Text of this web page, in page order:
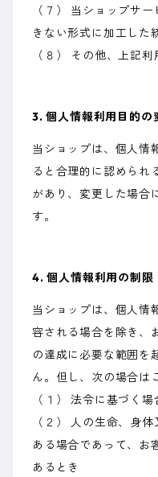
（７） 当ショップサ
きない形式に加工した
（８） その他、上記
3. 個人情報利用目的の
当ショップは、個人情
ると合理的に認められ
があり、変更した場合
す。
4. 個人情報利用の制限
当ショップは、個人情
容される場合を除き、
の達成に必要な範囲を
ん。但し、次の場合は
（１） 法令に基づく場
（２） 人の生命、身
ある場合であって、お
あるとき